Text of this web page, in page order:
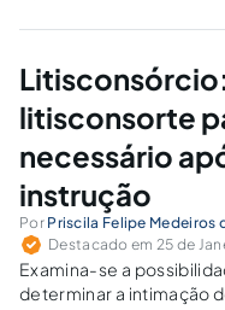
próprios obstáculos e
litisconsorte
necessário
instrução
Por Priscila Felipe Medeiros
Destacado em 25 de
Examina-se a
determinar a intimação